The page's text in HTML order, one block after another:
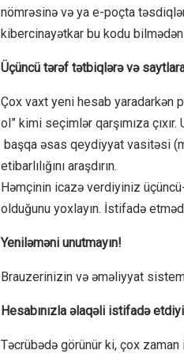
nömrəsinə və ya e-poçta
kibercinayətkar bu kodu
Üçüncü tərəf tətbiqlərə və
Çox vaxt yeni hesab yaradarkən
ol” kimi seçimlər qarşımıza
başqa əsas qeydiyyat vasitəsi
etibarlılığını araşdırın.
Həmçinin icazə verdiyiniz
olduğunu yoxlayın. İstifadə
Yeniləməni unutmayın!
Brauzerinizin və əməliyyat
Hesabınızla əlaqəli istifadə
Təcrübədə görünür ki, çox